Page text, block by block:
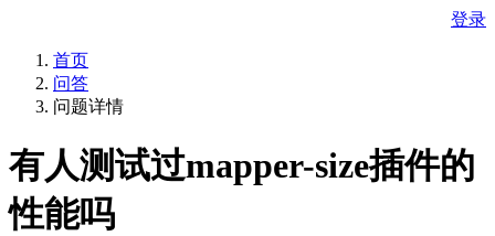
登录
首页
问答
问题详情
有人测试过mapper-size插件的
性能吗